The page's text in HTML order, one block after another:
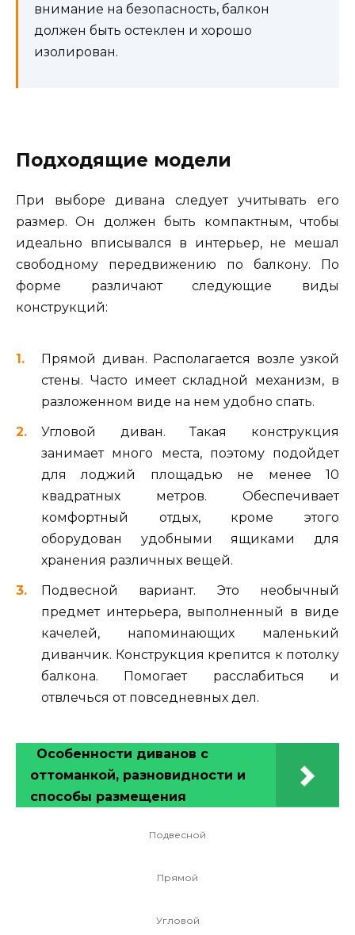
внимание на безопасность, балкон
должен быть остеклен и хорошо
изолирован.
Подходящие модели
При выборе дивана следует учитывать его
размер. Он должен быть компактным, чтобы
идеально вписывался в интерьер, не мешал
свободному передвижению по балкону. По
форме различают следующие виды
конструкций:
Прямой диван. Располагается возле узкой
стены. Часто имеет складной механизм, в
разложенном виде на нем удобно спать.
Угловой диван. Такая конструкция
занимает много места, поэтому подойдет
для лоджий площадью не менее 10
квадратных метров. Обеспечивает
комфортный отдых, кроме этого
оборудован удобными ящиками для
хранения различных вещей.
Подвесной вариант. Это необычный
предмет интерьера, выполненный в виде
качелей, напоминающих маленький
диванчик. Конструкция крепится к потолку
балкона. Помогает расслабиться и
отвлечься от повседневных дел.
Особенности диванов с
оттоманкой, разновидности и
способы размещения
Подвесной
Прямой
Угловой